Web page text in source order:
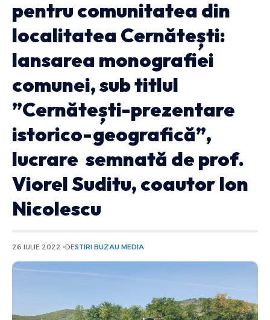
pentru comunitatea din
localitatea Cernătești:
lansarea monografiei
comunei, sub titlul
”Cernătești-prezentare
istorico-geografică”,
lucrare semnată de prof.
Viorel Suditu, coautor Ion
Nicolescu
26 IULIE 2022 DESTIRI BUZAU MEDIA